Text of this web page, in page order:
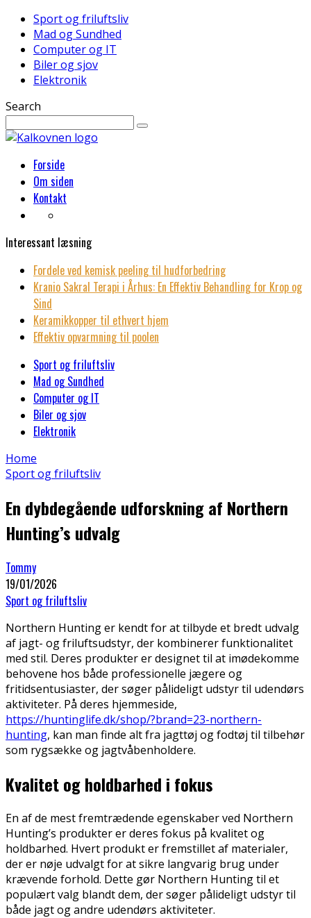
Sport og friluftsliv
Mad og Sundhed
Computer og IT
Biler og sjov
Elektronik
Search
Forside
Om siden
Kontakt
Interessant læsning
Fordele ved kemisk peeling til hudforbedring
Kranio Sakral Terapi i Århus: En Effektiv Behandling for Krop og
Sind
Keramikkopper til ethvert hjem
Effektiv opvarmning til poolen
Sport og friluftsliv
Mad og Sundhed
Computer og IT
Biler og sjov
Elektronik
Home
Sport og friluftsliv
En dybdegående udforskning af Northern
Hunting’s udvalg
Tommy
19/01/2026
Sport og friluftsliv
Northern Hunting er kendt for at tilbyde et bredt udvalg
af jagt- og friluftsudstyr, der kombinerer funktionalitet
med stil. Deres produkter er designet til at imødekomme
behovene hos både professionelle jægere og
fritidsentusiaster, der søger pålideligt udstyr til udendørs
aktiviteter. På deres hjemmeside,
https://huntinglife.dk/shop/?brand=23-northern-
hunting, kan man finde alt fra jagttøj og fodtøj til tilbehør
som rygsække og jagtvåbenholdere.
Kvalitet og holdbarhed i fokus
En af de mest fremtrædende egenskaber ved Northern
Hunting’s produkter er deres fokus på kvalitet og
holdbarhed. Hvert produkt er fremstillet af materialer,
der er nøje udvalgt for at sikre langvarig brug under
krævende forhold. Dette gør Northern Hunting til et
populært valg blandt dem, der søger pålideligt udstyr til
både jagt og andre udendørs aktiviteter.